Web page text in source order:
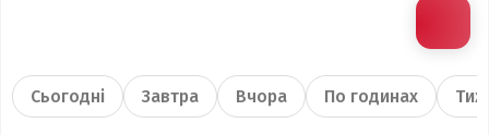
Сьогодні Завтра Вчора По годинах